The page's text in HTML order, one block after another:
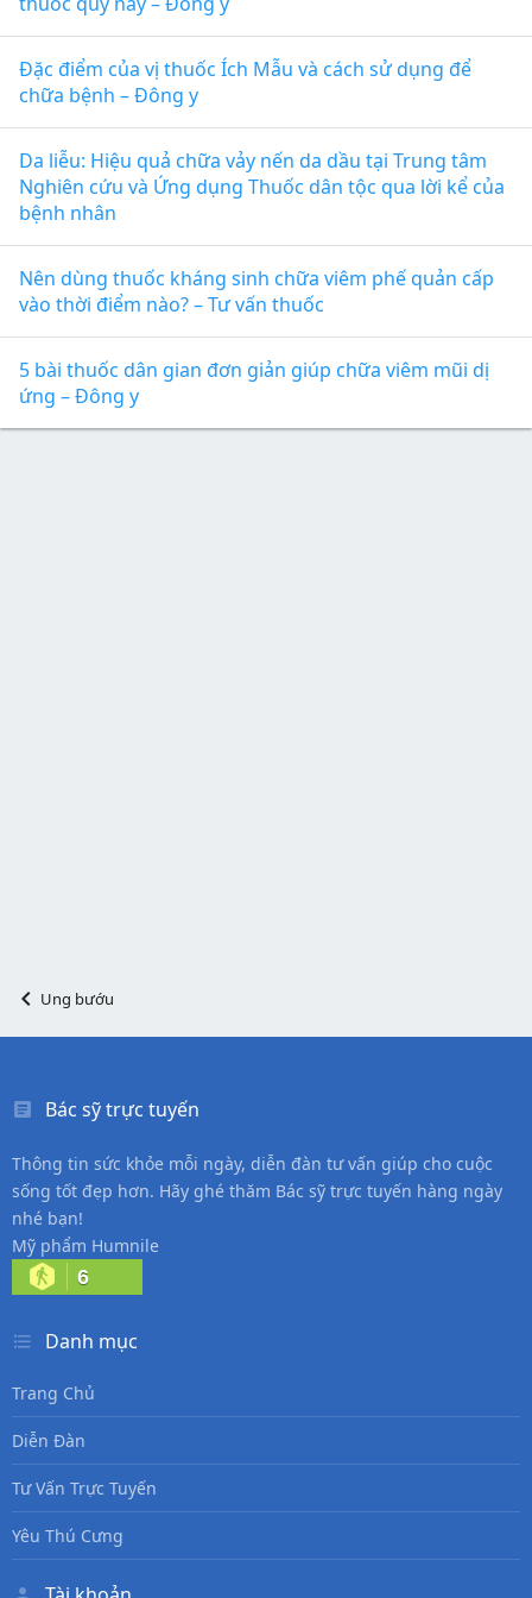
Đặc điểm của vị thuốc Ích Mẫu và cách sử dụng để
chữa bệnh – Đông y
Da liễu: Hiệu quả chữa vảy nến da dầu tại Trung tâm
Nghiên cứu và Ứng dụng Thuốc dân tộc qua lời kể của
bệnh nhân
Nên dùng thuốc kháng sinh chữa viêm phế quản cấp
vào thời điểm nào? – Tư vấn thuốc
5 bài thuốc dân gian đơn giản giúp chữa viêm mũi dị
ứng – Đông y
Ung bướu
Bác sỹ trực tuyến
Thông tin sức khỏe mỗi ngày, diễn đàn tư vấn giúp cho cuộc
sống tốt đẹp hơn. Hãy ghé thăm Bác sỹ trực tuyến hàng ngày
nhé bạn!
Mỹ phẩm Humnile
6
Danh mục
Trang Chủ
Diễn Đàn
Tư Vấn Trực Tuyến
Yêu Thú Cưng